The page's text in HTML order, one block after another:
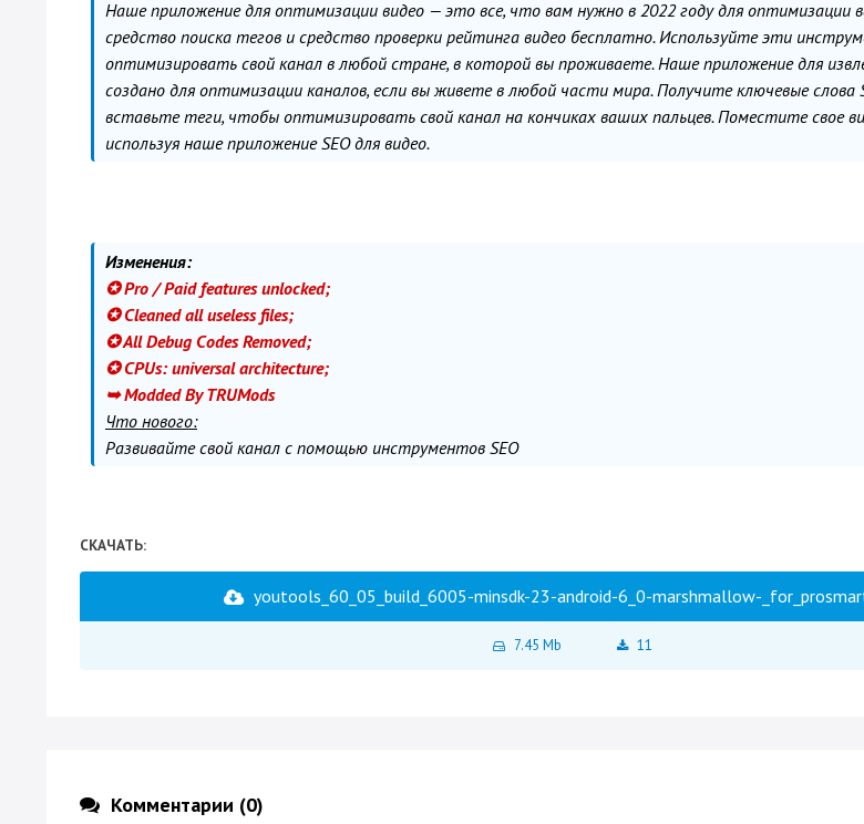
Наше приложение для оптимизации видео — это все, что вам нужно в 2022 году для оптимизации
средство поиска тегов и средство проверки рейтинга видео бесплатно. Используйте эти
оптимизировать свой канал в любой стране, в которой вы проживаете. Наше приложение для
создано для оптимизации каналов, если вы живете в любой части мира. Получите ключевые слова
вставьте теги, чтобы оптимизировать свой канал на кончиках ваших пальцев. Поместите свое
используя наше приложение SEO для видео.
Изменения:
✪ Pro / Paid features unlocked;
✪ Cleaned all useless files;
✪ All Debug Codes Removed;
✪ CPUs: universal architecture;
➥ Modded By TRUMods
Что нового:
Развивайте свой канал с помощью инструментов SEO
СКАЧАТЬ:
youtools_60_05_build_6005-minsdk-23-android-6_0-marshmallow-
7.45 Mb 11
Комментарии (0)